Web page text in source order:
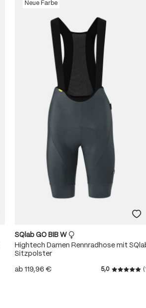
Neue Farbe
SQlab GO BIB W
Hightech Damen Rennradhose mit
Sitzpolster
ab 119,96 € 5,0